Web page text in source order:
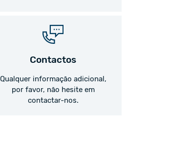
Contactos
Qualquer informação adicional,
por favor, não hesite em
contactar-nos.